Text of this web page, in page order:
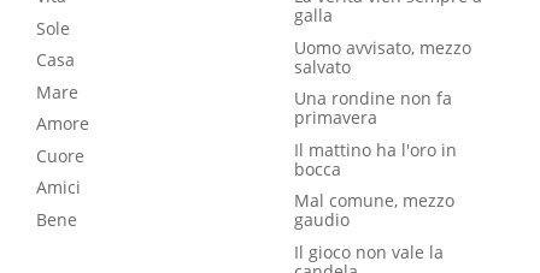
Sole
Casa
Mare
Amore
Cuore
Amici
Bene
galla
Uomo avvisato, mezzo
salvato
Una rondine non fa
primavera
Il mattino ha l'oro in
bocca
Mal comune, mezzo
gaudio
Il gioco non vale la